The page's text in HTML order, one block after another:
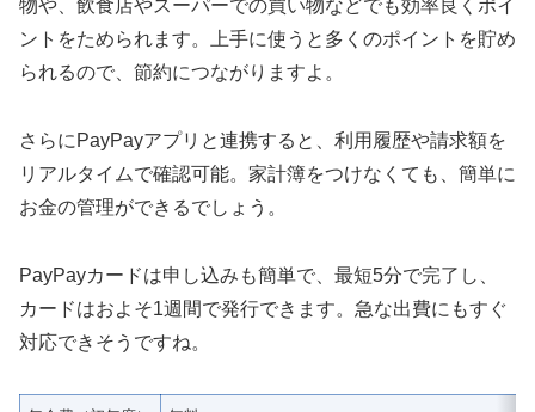
物や、飲食店やスーパーでの買い物などでも効率良くポイ
ントをためられます。上手に使うと多くのポイントを貯め
られるので、節約につながりますよ。
さらにPayPayアプリと連携すると、利用履歴や請求額を
リアルタイムで確認可能。家計簿をつけなくても、簡単に
お金の管理ができるでしょう。
PayPayカードは申し込みも簡単で、最短5分で完了し、
カードはおよそ1週間で発行できます。急な出費にもすぐ
対応できそうですね。